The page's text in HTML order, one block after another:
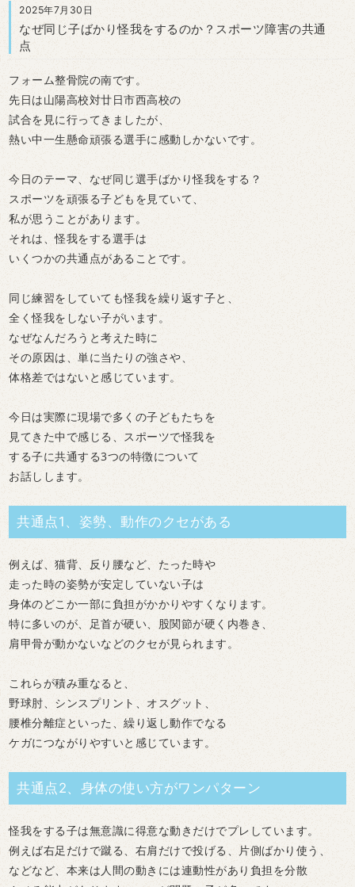
2025年7月30日
なぜ同じ子ばかり怪我をするのか？スポーツ障害の共通
点
フォーム整骨院の南です。
先日は山陽高校対廿日市西高校の
試合を見に行ってきましたが、
熱い中一生懸命頑張る選手に感動しかないです。
今日のテーマ、なぜ同じ選手ばかり怪我をする？
スポーツを頑張る子どもを見ていて、
私が思うことがあります。
それは、怪我をする選手は
いくつかの共通点があることです。
同じ練習をしていても怪我を繰り返す子と、
全く怪我をしない子がいます。
なぜなんだろうと考えた時に
その原因は、単に当たりの強さや、
体格差ではないと感じています。
今日は実際に現場で多くの子どもたちを
見てきた中で感じる、スポーツで怪我を
する子に共通する3つの特徴について
お話しします。
共通点1、姿勢、動作のクセがある
例えば、猫背、反り腰など、たった時や
走った時の姿勢が安定していない子は
身体のどこか一部に負担がかかりやすくなります。
特に多いのが、足首が硬い、股関節が硬く内巻き、
肩甲骨が動かないなどのクセが見られます。
これらが積み重なると、
野球肘、シンスプリント、オスグット、
腰椎分離症といった、繰り返し動作でなる
ケガにつながりやすいと感じています。
共通点2、身体の使い方がワンパターン
怪我をする子は無意識に得意な動きだけでプレしています。
例えば右足だけで蹴る、右肩だけで投げる、片側ばかり使う、
などなど、本来は人間の動きには連動性があり負担を分散